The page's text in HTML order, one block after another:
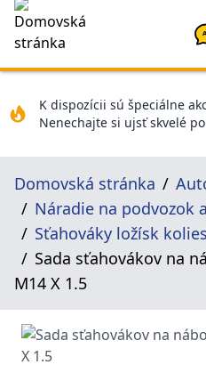
K dispozícii sú špeciálne
Nenechajte si ujsť skvelé
Domovská stránka
Náradie na podvozok
Sťahováky ložísk
Sada sťahovákov na
M14 X 1.5